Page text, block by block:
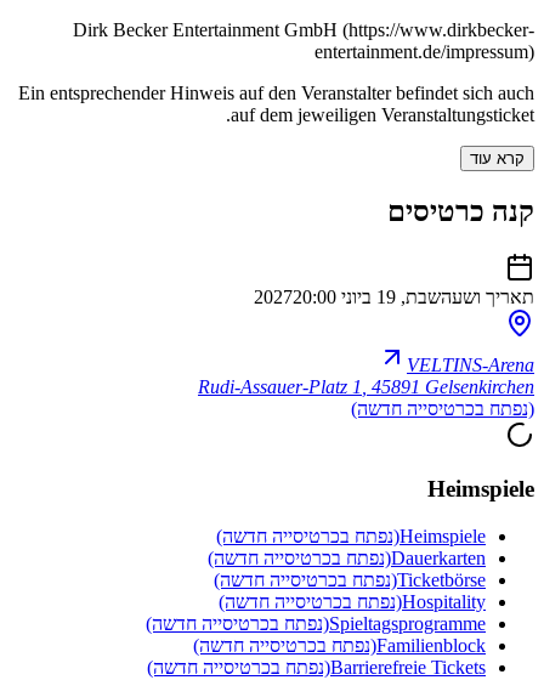
Dirk Becker Entertainment GmbH (https://www.dirkbecker-
entertainment.de/impressum)
Ein entsprechender Hinweis auf den Veranstalter befindet sich auch
auf dem jeweiligen Veranstaltungsticket.
קרא עוד
קנה כרטיסים
תאריך ושעהשבת, 19 ביוני 2027 20:00
VELTINS-Arena
Rudi-Assauer-Platz 1 ,45891 Gelsenkirchen
(נפתח בכרטיסייה חדשה)
Heimspiele
Heimspiele(נפתח בכרטיסייה חדשה)
Dauerkarten(נפתח בכרטיסייה חדשה)
Ticketbörse(נפתח בכרטיסייה חדשה)
Hospitality(נפתח בכרטיסייה חדשה)
Spieltagsprogramme(נפתח בכרטיסייה חדשה)
Familienblock(נפתח בכרטיסייה חדשה)
Barrierefreie Tickets(נפתח בכרטיסייה חדשה)